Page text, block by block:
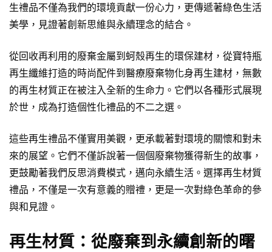
生禮品不僅為我們的環境貢獻一份心力，更傳遞著綠色生活
美學，見證著創新思維與永續理念的結合。
從回收再利用的廢棄金屬到蚵殼再生的環保建材，從寶特瓶
再生纖維打造的時尚配件到醫療廢棄物化身再生建材，無數
的再生材質正在被注入全新的生命力。它們以各種形式展現
於世，成為打造個性化禮品的不二之選。
這些再生禮品不僅實用美觀，更承載著對環境的關懷和對未
來的展望。它們不僅訴說著一個個廢棄物獲得新生的故事，
更鼓勵著我們反思消費模式，邁向永續生活。選擇再生材質
禮品，不僅是一次有意義的贈禮，更是一次對綠色革命的參
與和見證。
再生材質：從廢棄到永續創新的曙